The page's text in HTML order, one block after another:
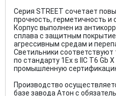
Серия STREET сочетает
прочность, герметичность и
Корпус выполнен из
сплава с защитным
агрессивным средам и
Светильники
по стандарту 1Ex s IIC T6 Gb
промышленную
Производство
базе завода Атон с